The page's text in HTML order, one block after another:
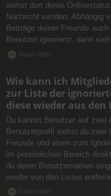
siehst dort deren
Nachricht senden. Abhängig
Beiträge deiner Freunde
Benutzer ignorierst, dann
Nach oben
Wie kann ich
zur Liste der
diese wieder aus
Du kannst Benutzer auf
Benutzerprofil siehst du
Freunde und einen zum
im persönlichen Bereich
du deren Benutzernamen
wieder von den Listen
Nach oben